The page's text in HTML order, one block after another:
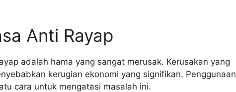
Anti Rayap
adalah hama yang sangat merusak. Kerusakan yang
kerugian ekonomi yang signifikan. Penggunaan
cara untuk mengatasi masalah ini.